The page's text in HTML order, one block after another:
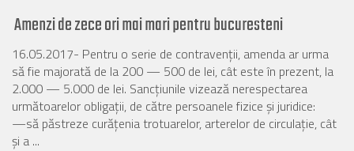
Amenzi de zece ori mai mari pentru bucuresteni
16.05.2017- Pentru o serie de contravenții, amenda ar urma
să fie majorată de la 200 — 500 de lei, cât este în prezent, la
2.000 — 5.000 de lei. Sancțiunile vizează nerespectarea
următoarelor obligații, de către persoanele fizice și juridice:
—să păstreze curățenia trotuarelor, arterelor de circulație, cât
și a ...